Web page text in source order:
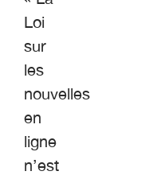
Loi
sur
les
nouvelles
en
ligne
n’est